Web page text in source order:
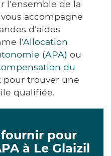
l'ensemble de la
accompagne
d'aides
l'Allocation
(APA) ou
du
pour trouver une
qualifiée.
fournir pour
à Le Glaizil